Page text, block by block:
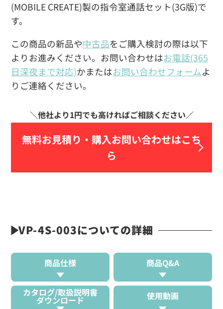
(MOBILE CREATE)製の指令室通話セット(3G版)で
す。
この商品の新品や中古品をご購入検討の際は以下
よりお進みください。お問い合わせはお電話(365
日深夜まで対応)かまたはお問い合わせフォームよ
りご連絡ください。
無料お見積り・ 購入お問い合わせはこち
ら
VP-4S-003についての詳細
商品仕様 商品Q&A
カタログ/取扱説明書
ダウンロード 使用動画